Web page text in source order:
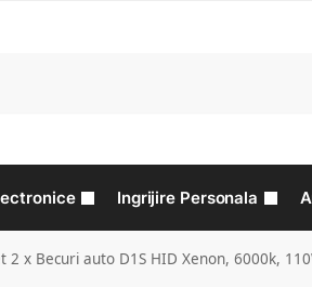
Ingrijire Personala
2 x Becuri auto D1S HID Xenon, 6000k,